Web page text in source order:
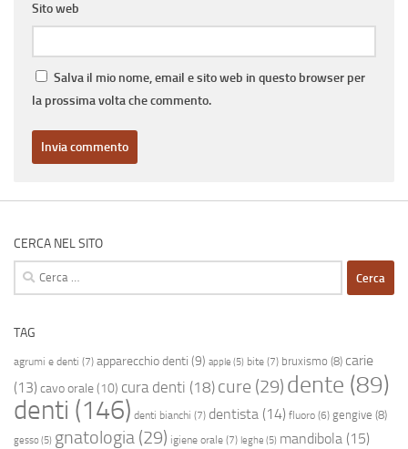
Sito web
Salva il mio nome, email e sito web in questo browser per
la prossima volta che commento.
CERCA NEL SITO
Ricerca
per:
TAG
agrumi e denti (7) apparecchio denti (9) apple (5) bite (7) bruxismo (8) carie
(13) cavo orale(10) cura denti (18) cure (29) dente (89)
denti (146) denti bianchi (7) dentista (14) fluoro (6) gengive (8)
gesso(5) gnatologia (29) igiene orale (7) leghe (5) mandibola (15)